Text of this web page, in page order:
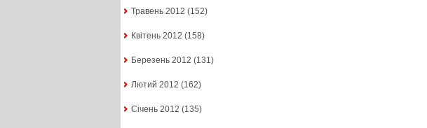
Травень 2012 (152)
Квітень 2012 (158)
Березень 2012 (131)
Лютий 2012 (162)
Січень 2012 (135)